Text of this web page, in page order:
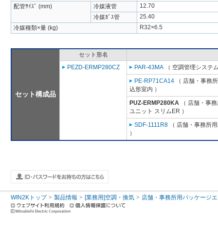
配管ｻｲｽﾞ (mm)
冷媒液管
12.70
冷媒ｶﾞｽ管
25.40
冷媒種類×量 (kg)
R32×6.5
セット構成品
セット形名
PEZD-ERMP280CZ
PAR-43MA （ 空調管理システ
PE-RP71CA14 （ 店舗・事務
込形室内 ）
PUZ-ERMP280KA （ 店舗・事
ユニット スリムER ）
SDF-1111R8 （ 店舗・事務所
）
WIN2Kトップ 製品情報 [業務用]空調・換気 店舗・事務所用パッケージ